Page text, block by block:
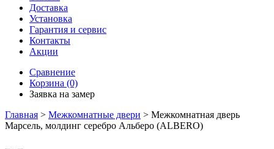
Доставка
Установка
Гарантия и сервис
Контакты
Акции
Сравнение
Корзина (0)
Заявка на замер
Главная > Межкомнатные двери > Межкомнатная дверь
Марсель, молдинг серебро Альберо (ALBERO)